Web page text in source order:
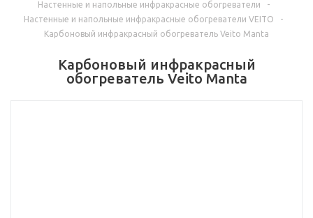
Настенные и напольные инфракрасные обогреватели
-
Настенные и напольные инфракрасные обогреватели VEITO
-
Карбоновый инфракрасный обогреватель Veito Manta
Карбоновый инфракрасный
обогреватель Veito Manta